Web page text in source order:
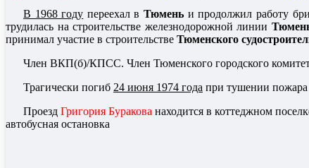
В 1968 году переехал вТюмень и продолжил работу
трудилась на строительстве железнодорожной линии
принимал участие в строительстве Тюменского
Член ВКП(б)/КПСС. Член Тюменского городского
Трагически погиб 24 июня 1974 года при тушении пожара
ПроездГригория Буракова находится в коттеджном
автобусная остановка